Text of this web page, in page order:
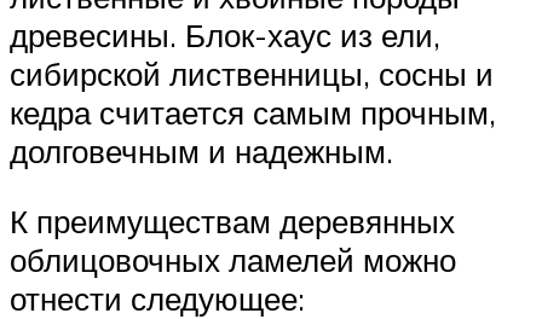
древесины. Блок-хаус из ели,
сибирской лиственницы, сосны и
кедра считается самым прочным,
долговечным и надежным.
К преимуществам деревянных
облицовочных ламелей можно
отнести следующее: